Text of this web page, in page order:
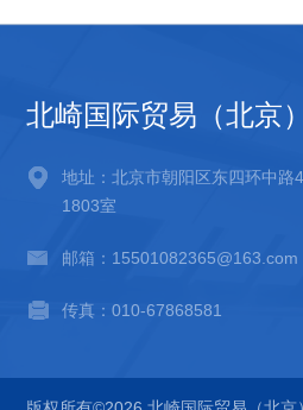
北崎国际贸易（北京
地址：北京市朝阳区东四环中路
1803室
邮箱：15501082365@163.com
传真：010-67868581